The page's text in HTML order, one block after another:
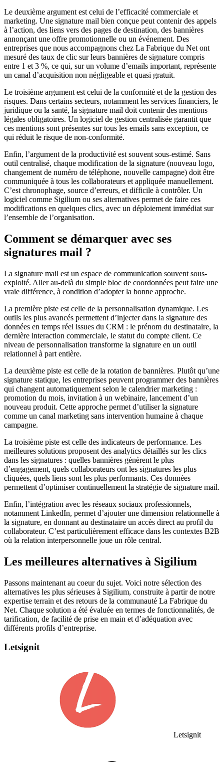
Le deuxième argument est celui de l’efficacité commerciale et
marketing. Une signature mail bien conçue peut contenir des appels
à l’action, des liens vers des pages de destination, des bannières
annonçant une offre promotionnelle ou un événement. Des
entreprises que nous accompagnons chez La Fabrique du Net ont
mesuré des taux de clic sur leurs bannières de signature compris
entre 1 et 3 %, ce qui, sur un volume d’emails important, représente
un canal d’acquisition non négligeable et quasi gratuit.
Le troisième argument est celui de la conformité et de la gestion des
risques. Dans certains secteurs, notamment les services financiers, le
juridique ou la santé, la signature mail doit contenir des mentions
légales obligatoires. Un logiciel de gestion centralisée garantit que
ces mentions sont présentes sur tous les emails sans exception, ce
qui réduit le risque de non-conformité.
Enfin, l’argument de la productivité est souvent sous-estimé. Sans
outil centralisé, chaque modification de la signature (nouveau logo,
changement de numéro de téléphone, nouvelle campagne) doit être
communiquée à tous les collaborateurs et appliquée manuellement.
C’est chronophage, source d’erreurs, et difficile à contrôler. Un
logiciel comme Sigilium ou ses alternatives permet de faire ces
modifications en quelques clics, avec un déploiement immédiat sur
l’ensemble de l’organisation.
Comment se démarquer avec ses
signatures mail ?
La signature mail est un espace de communication souvent sous-
exploité. Aller au-delà du simple bloc de coordonnées peut faire une
vraie différence, à condition d’adopter la bonne approche.
La première piste est celle de la personnalisation dynamique. Les
outils les plus avancés permettent d’injecter dans la signature des
données en temps réel issues du CRM : le prénom du destinataire, la
dernière interaction commerciale, le statut du compte client. Ce
niveau de personnalisation transforme la signature en un outil
relationnel à part entière.
La deuxième piste est celle de la rotation de bannières. Plutôt qu’une
signature statique, les entreprises peuvent programmer des bannières
qui changent automatiquement selon le calendrier marketing :
promotion du mois, invitation à un webinaire, lancement d’un
nouveau produit. Cette approche permet d’utiliser la signature
comme un canal marketing sans intervention humaine à chaque
campagne.
La troisième piste est celle des indicateurs de performance. Les
meilleures solutions proposent des analytics détaillés sur les clics
dans les signatures : quelles bannières génèrent le plus
d’engagement, quels collaborateurs ont les signatures les plus
cliquées, quels liens sont les plus performants. Ces données
permettent d’optimiser continuellement la stratégie de signature mail.
Enfin, l’intégration avec les réseaux sociaux professionnels,
notamment LinkedIn, permet d’ajouter une dimension relationnelle à
la signature, en donnant au destinataire un accès direct au profil du
collaborateur. C’est particulièrement efficace dans les contextes B2B
où la relation interpersonnelle joue un rôle central.
Les meilleures alternatives à Sigilium
Passons maintenant au coeur du sujet. Voici notre sélection des
alternatives les plus sérieuses à Sigilium, construite à partir de notre
expertise terrain et des retours de la communauté La Fabrique du
Net. Chaque solution a été évaluée en termes de fonctionnalités, de
tarification, de facilité de prise en main et d’adéquation avec
différents profils d’entreprise.
Letsignit
Letsignit